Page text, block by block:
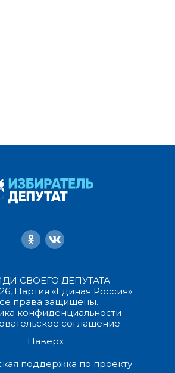
СВОЕГО ДЕПУТАТА
Партия «Единая Россия».
права защищены.
конфиденциальности
соглашение
Наверх
поддержка по проекту